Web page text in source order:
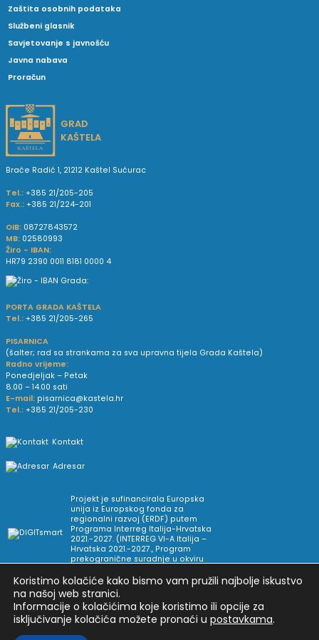
Zaštita osobnih podataka
Službeni glasnik
Savjetovanje s javnošću
Javna nabava
Proračun
GRAD
KAŠTELA
Braće Radić 1, 21212 Kaštel Sućurac
Tel.: +385 21/205-205
Fax.: +385 21/224-201
OIB: 08727843572
MB: 02580993
Žiro - IBAN:
HR79 2390 0011 8181 0000 4
PORTA GRADA KAŠTELA
Tel.: +385 21/205-265
PISARNICA
(šalter; rad sa strankama za sva upravna tijela Grada Kaštela)
Radno vrijeme:
Ponedjeljak – Petak
8.00 – 14.00 sati
E-mail: pisarnica@kastela.hr
Tel.: +385 21/205-230
Kontakt
Adresar
Projekt je sufinancirala Europska
unija iz Europskog fonda za
regionalni razvoj (ERDF) putem
Programa Interreg Italija-Hrvatska
2021.-2027. (INTERREG VI-A Italija –
Hrvatska 2021.-2027., Program
prekogranične suradnje u okviru
Arhiva novosti Uvjeti korištenja Impressum
Pravne informacije i pravila privatnosti
Koristimo kolačiće kako bismo vam pružili najbolje iskustvo
na našoj web stranici.
Informacije o kolačićima koje koristimo ili opcije za
isključivanje kolačića možete pronaći u postavkama.